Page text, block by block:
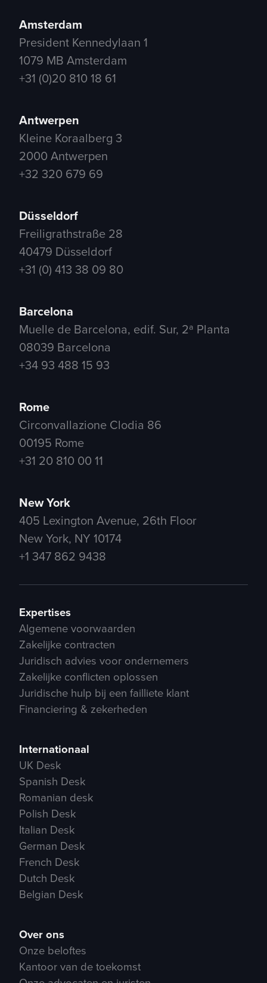
Amsterdam
President Kennedylaan 1
1079 MB Amsterdam
+31 (0)20 810 18 61
Antwerpen
Kleine Koraalberg 3
2000 Antwerpen
+32 320 679 69
Düsseldorf
Freiligrathstraße 28
40479 Düsseldorf
+31 (0) 413 38 09 80
Barcelona
Muelle de Barcelona, edif. Sur, 2ª Planta
08039 Barcelona
+34 93 488 15 93
Rome
Circonvallazione Clodia 86
00195 Rome
+31 20 810 00 11
New York
405 Lexington Avenue, 26th Floor
New York, NY 10174
+1 347 862 9438
Expertises
Algemene voorwaarden
Zakelijke contracten
Juridisch advies voor ondernemers
Zakelijke conflicten oplossen
Juridische hulp bij een failliete klant
Financiering & zekerheden
Internationaal
UK Desk
Spanish Desk
Romanian desk
Polish Desk
Italian Desk
German Desk
French Desk
Dutch Desk
Belgian Desk
Over ons
Onze beloftes
Kantoor van de toekomst